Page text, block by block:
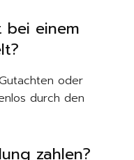
einem
oder
durch den
zahlen?